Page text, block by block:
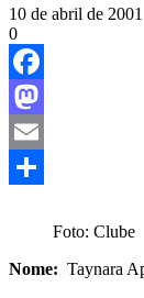
10 de abril de 2001
0
Facebook
Mastodon
Email
Foto: Clube
Nome: